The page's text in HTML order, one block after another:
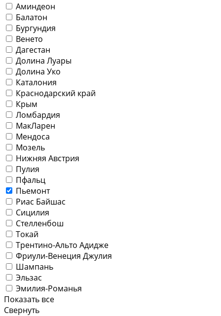
Аминдеон
Балатон
Бургундия
Венето
Дагестан
Долина Луары
Долина Уко
Каталония
Краснодарский край
Крым
Ломбардия
МакЛарен
Мендоса
Мозель
Нижняя Австрия
Пулия
Пфальц
Пьемонт
Риас Байшас
Сицилия
Стелленбош
Токай
Трентино-Альто Адидже
Фриули-Венеция Джулия
Шампань
Эльзас
Эмилия-Романья
Показать все
Свернуть